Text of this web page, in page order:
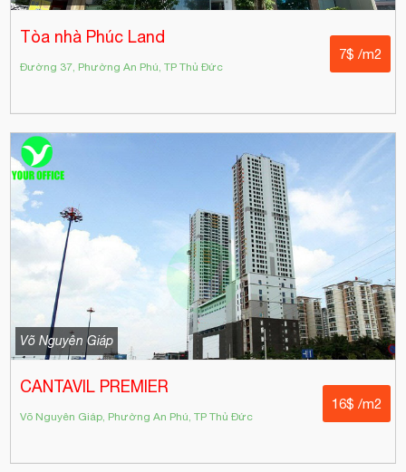
Tòa nhà Phúc Land
Đường 37, Phường An Phú, TP Thủ Đức
7$ /m2
Võ Nguyên Giáp
CANTAVIL PREMIER
Võ Nguyên Giáp, Phường An Phú, TP Thủ Đức
16$ /m2